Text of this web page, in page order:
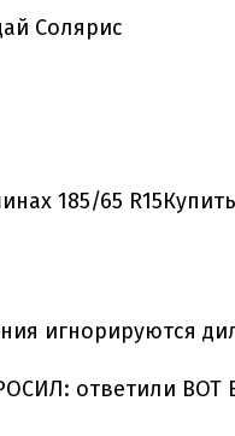
Солярис
185/65
игнорируются
ответили ВОТ